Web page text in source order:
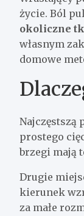
życie. Ból
okoliczne
własnym
domowe
Najczęstszą
prostego
brzegi mają
Drugie
kierunek
za małe